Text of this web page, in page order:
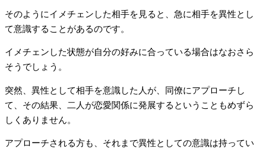
そのようにイメチェンした相手を見ると、急に相手を異性とし
て意識することがあるのです。
イメチェンした状態が自分の好みに合っている場合はなおさら
そうでしょう。
突然、異性として相手を意識した人が、同僚にアプローチし
て、その結果、二人が恋愛関係に発展するということもめずら
しくありません。
アプローチされる方も、それまで異性としての意識は持ってい